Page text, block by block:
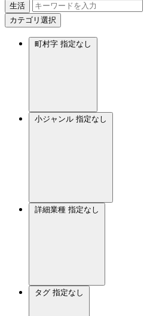
生活
カテゴリ選択
町村字 指定なし
小ジャンル 指定なし
詳細業種 指定なし
タグ 指定なし